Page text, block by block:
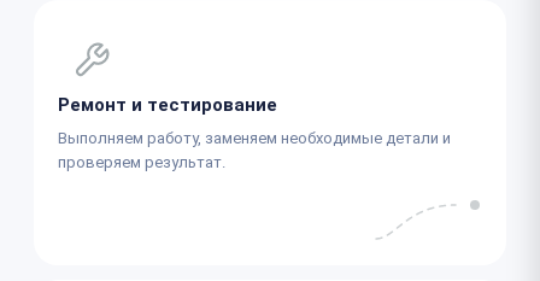
Ремонт и тестирование
Выполняем работу, заменяем необходимые детали и
проверяем результат.